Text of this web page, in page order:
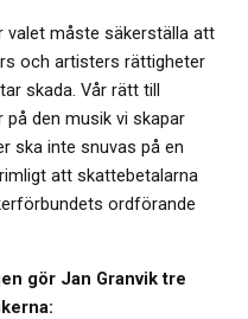
valet måste säkerställa att
och artisters rättigheter
skada. Vår rätt till
den musik vi skapar
ska inte snuvas på en
att skattebetalarna
ordförande
gör Jan Granvik tre